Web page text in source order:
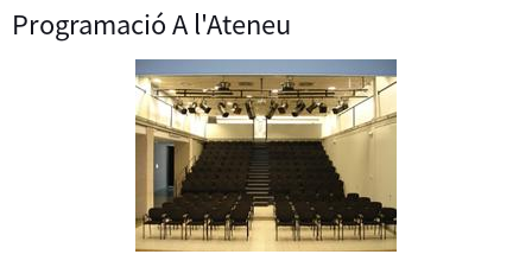
Programació A l'Ateneu